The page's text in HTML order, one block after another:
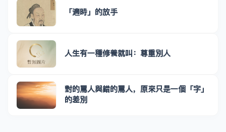
「適時」的放手
人生有一種修養就叫：尊重別人
對的罵人與錯的罵人，原來只是一個「字」
的差別